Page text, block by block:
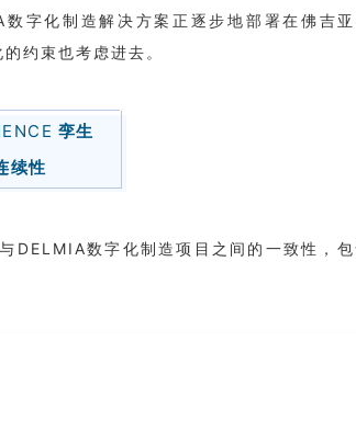
字化制造解决方案正逐步地部署在佛吉
约束也考虑进去。
孪生
续性
数字化制造项目之间的一致性，